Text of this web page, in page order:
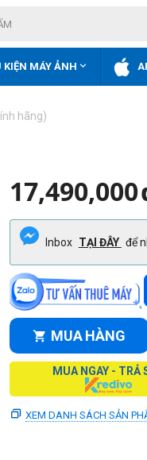
KIỆN MÁY ẢNH 
hãng)
17,490,000
Inbox TẠI ĐÂY để
MUA HÀNG
MUA NGAY - TRẢ
XEM DANH SÁCH SẢN